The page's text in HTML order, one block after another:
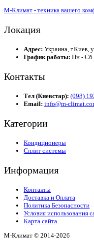
М-Климат - техника вашего
Локация
Адрес: Украина, г.Киев,
График работы: Пн - Сб
Контакты
Тел (Киевстар): (098)
Email: info@m-
Категории
Кондиционеры
Сплит системы
Информация
Контакты
Доставка и Оплата
Политика Безопасности
Условия использования
Карта сайта
М-Климат © 2014-2026